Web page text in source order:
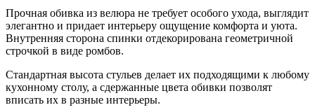
Прочная обивка из велюра не требует особого ухода, выглядит
элегантно и придает интерьеру ощущение комфорта и уюта.
Внутренняя сторона спинки отдекорирована геометричной
строчкой в виде ромбов.
Стандартная высота стульев делает их подходящими к любому
кухонному столу, а сдержанные цвета обивки позволят
вписать их в разные интерьеры.